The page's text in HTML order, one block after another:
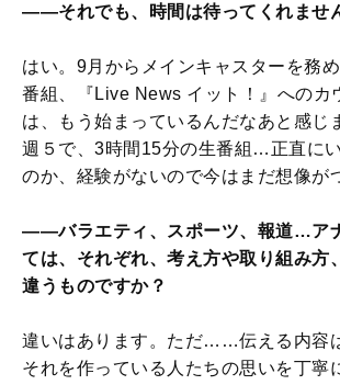
――それでも、時間は待ってくれませ
はい。9月からメインキャスターを務
番組、『Live News イット！』へのカ
は、もう始まっているんだなあと感じ
週５で、3時間15分の生番組…正直に
のか、経験がないので今はまだ想像が
――バラエティ、スポーツ、報道…ア
ては、それぞれ、考え方や取り組み方
違うものですか？
違いはあります。ただ……伝える内容
それを作っている人たちの思いを丁寧